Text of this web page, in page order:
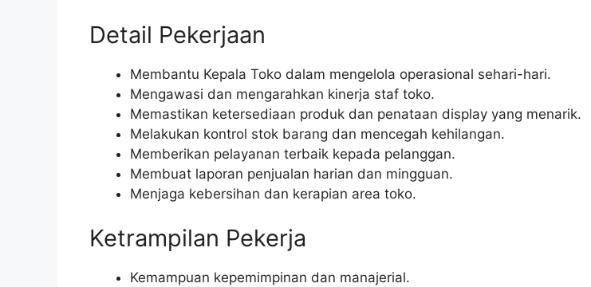
Detail Pekerjaan
Membantu Kepala Toko dalam mengelola operasional sehari-hari.
Mengawasi dan mengarahkan kinerja staf toko.
Memastikan ketersediaan produk dan penataan display yang menarik.
Melakukan kontrol stok barang dan mencegah kehilangan.
Memberikan pelayanan terbaik kepada pelanggan.
Membuat laporan penjualan harian dan mingguan.
Menjaga kebersihan dan kerapian area toko.
Ketrampilan Pekerja
Kemampuan kepemimpinan dan manajerial.